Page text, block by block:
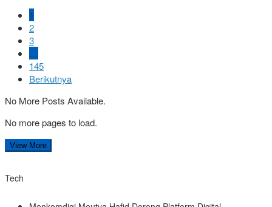
1
2
3
…
145
Berikutnya
No More Posts Available.
No more pages to load.
View More
Tech